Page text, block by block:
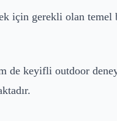
için gerekli olan
keyifli outdoor